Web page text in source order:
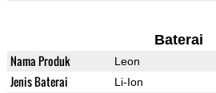
Baterai
Nama Produk Leon
Jenis Baterai Li-Ion